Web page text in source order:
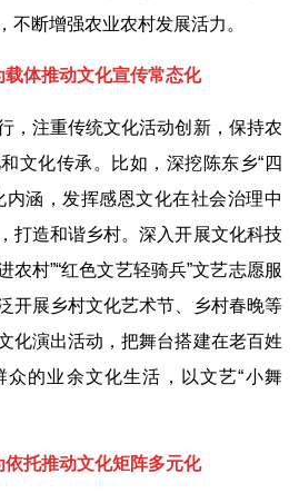
不断增强农业农村发展活力。
载体推动文化宣传常态化
，注重传统文化活动创新，保持农
文化传承。比如，深挖陈东乡“ 四
内涵，发挥感恩文化在社会治理中
打造和谐乡村。深入开展文化科技
农村”“红色文艺轻骑兵”文艺志愿服
开展乡村文化艺术节、乡村春晚等
化演出活动，把舞台搭建在老百姓
众的业余文化生活，以文艺“小舞
依托推动文化矩阵多元化